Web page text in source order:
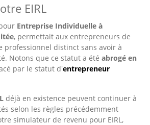
EIRL
Entreprise Individuelle à
, permettait aux entrepreneurs de
professionnel distinct sans avoir à
Notons que ce statut a été abrogé en
par le statut d'entrepreneur
déjà en existence peuvent continuer à
selon les règles précédemment
simulateur de revenu pour EIRL,